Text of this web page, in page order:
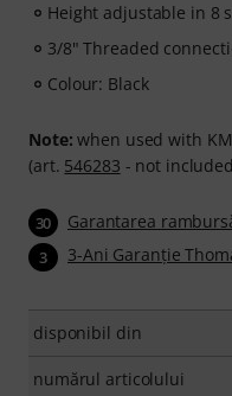
Height adjustable in 8
3/8" Threaded
Colour: Black
Note: when used with
(art. 546283 - not
30 Garantarea
3 3-Ani Garanţie
disponibil din
numărul articolului